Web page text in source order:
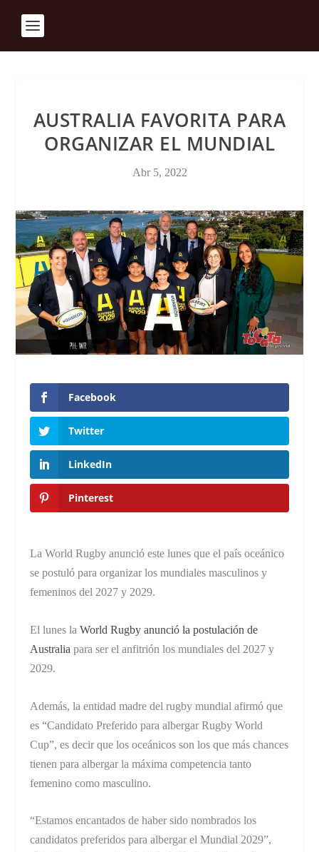
AUSTRALIA FAVORITA PARA
ORGANIZAR EL MUNDIAL
Abr 5, 2022
Facebook
Twitter
LinkedIn
Pinterest
La World Rugby anunció este lunes que el país oceánico
se postuló para organizar los mundiales masculinos y
femeninos del 2027 y 2029.
El lunes laWorld Rugby anunció la postulación de
Australia para ser el anfitrión los mundiales del 2027 y
2029.
Además, la entidad madre del rugby mundial afirmó que
es “Candidato Preferido para albergar Rugby World
Cup”, es decir que los oceánicos son los que más chances
tienen para albergar la máxima competencia tanto
femenino como masculino.
“Estamos encantados de haber sido nombrados los
candidatos preferidos para albergar el Mundial 2029”,